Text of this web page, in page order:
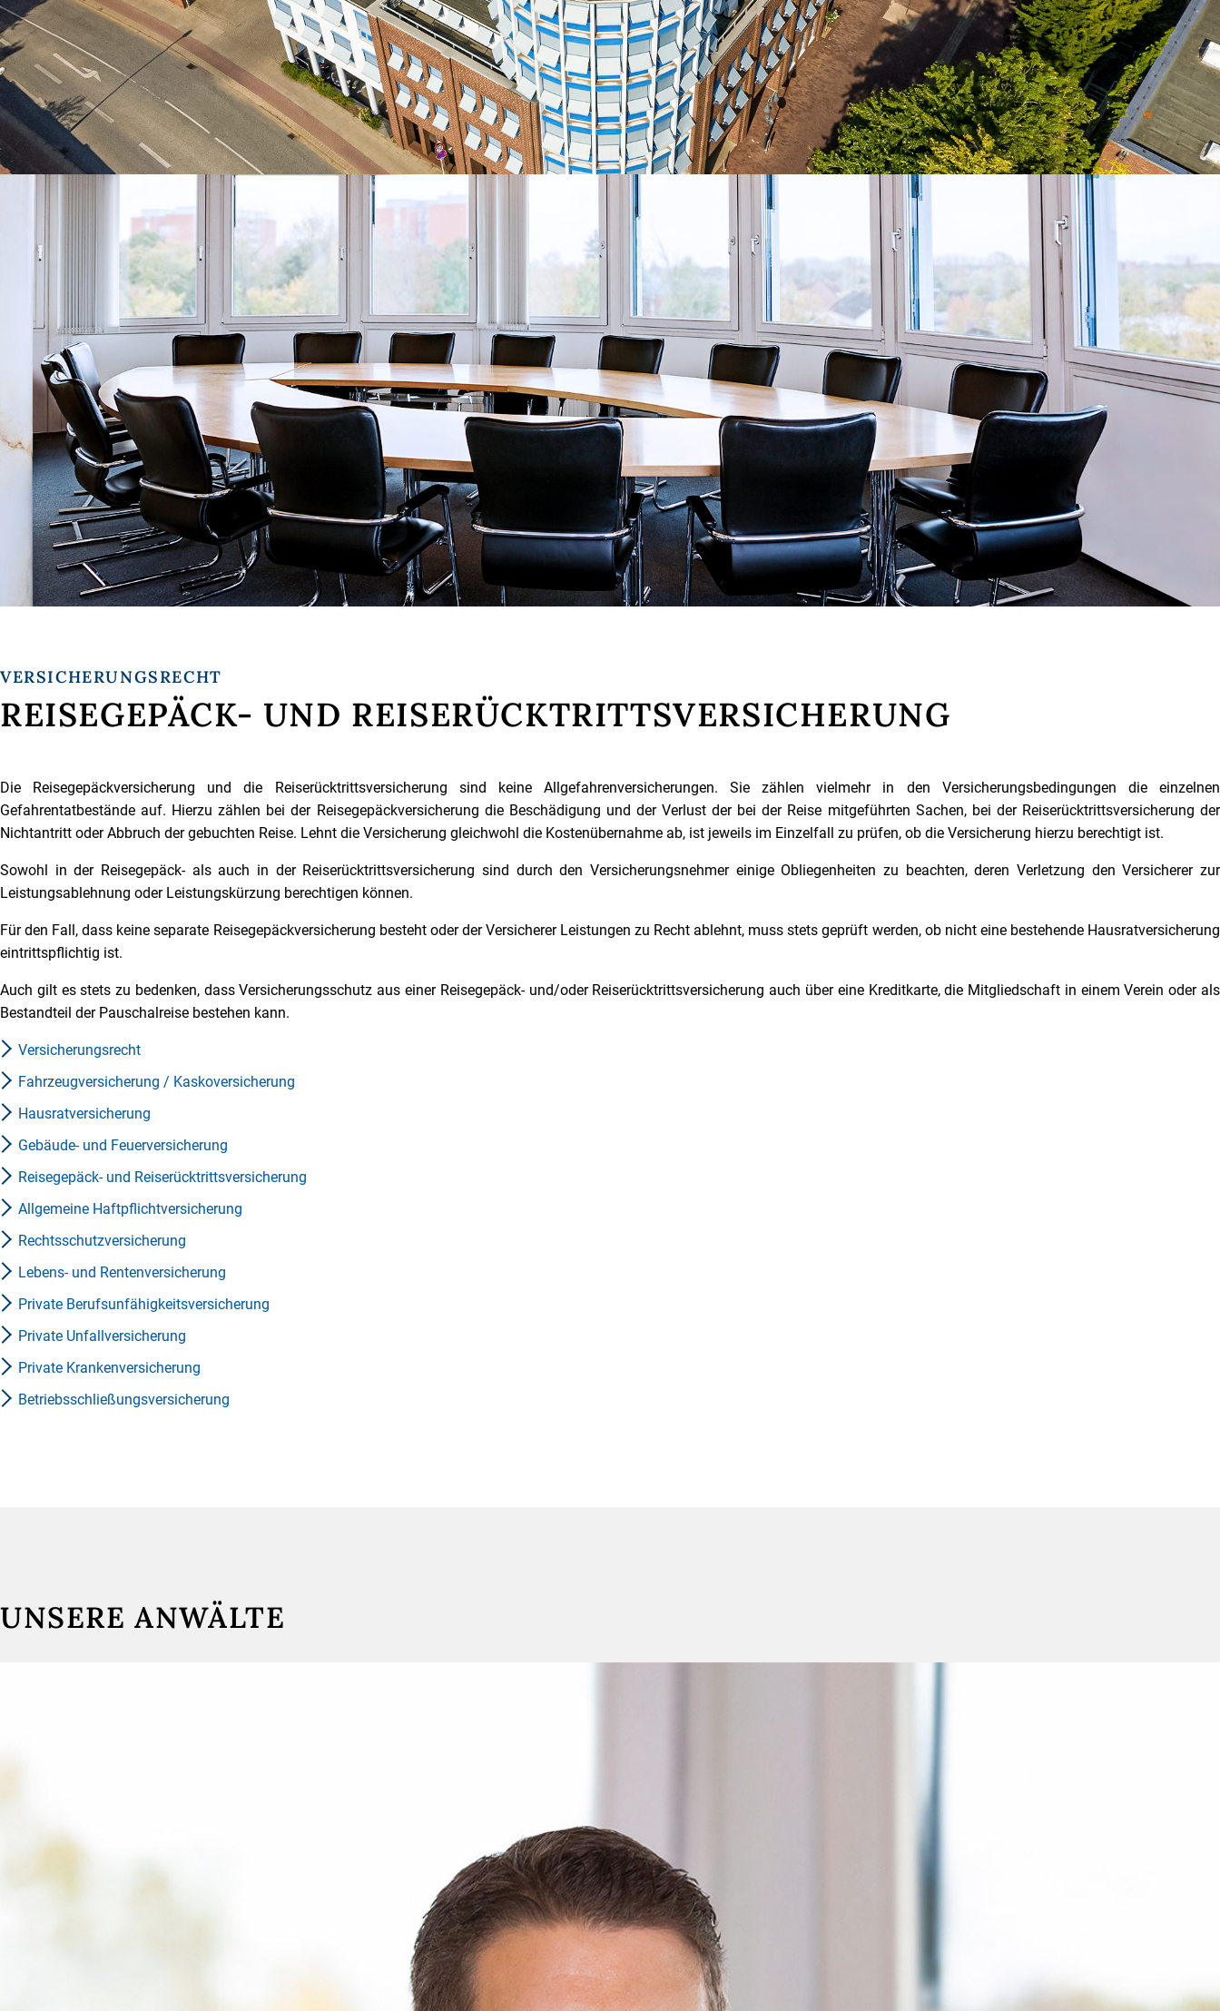
Kooperationspartner
KONTAKT
VERSICHERUNGSRECHT
REISEGEPÄCK- UND REISERÜCKTRITTSVERSICHERUNG
Die Reisegepäckversicherung und die Reiserücktrittsversicherung sind keine Allgefahrenversicherungen. Sie zählen vielmehr in den Versicherungsbedingungen die einzelnen
Gefahrentatbestände auf. Hierzu zählen bei der Reisegepäckversicherung die Beschädigung und der Verlust der bei der Reise mitgeführten Sachen, bei der Reiserücktrittsversicherung der
Nichtantritt oder Abbruch der gebuchten Reise. Lehnt die Versicherung gleichwohl die Kostenübernahme ab, ist jeweils im Einzelfall zu prüfen, ob die Versicherung hierzu berechtigt ist.
Sowohl in der Reisegepäck- als auch in der Reiserücktrittsversicherung sind durch den Versicherungsnehmer einige Obliegenheiten zu beachten, deren Verletzung den Versicherer zur
Leistungsablehnung oder Leistungskürzung berechtigen können.
Für den Fall, dass keine separate Reisegepäckversicherung besteht oder der Versicherer Leistungen zu Recht ablehnt, muss stets geprüft werden, ob nicht eine bestehende Hausratversicherung
eintrittspflichtig ist.
Auch gilt es stets zu bedenken, dass Versicherungsschutz aus einer Reisegepäck- und/oder Reiserücktrittsversicherung auch über eine Kreditkarte, die Mitgliedschaft in einem Verein oder als
Bestandteil der Pauschalreise bestehen kann.
Versicherungsrecht
Fahrzeugversicherung / Kaskoversicherung
Hausratversicherung
Gebäude- und Feuerversicherung
Reisegepäck- und Reiserücktrittsversicherung
Allgemeine Haftpflichtversicherung
Rechtsschutzversicherung
Lebens- und Rentenversicherung
Private Berufsunfähigkeitsversicherung
Private Unfallversicherung
Private Krankenversicherung
Betriebsschließungsversicherung
UNSERE ANWÄLTE